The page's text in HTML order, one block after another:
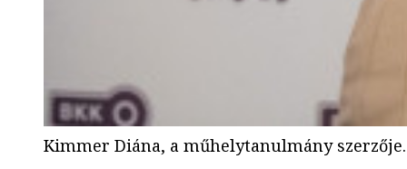
Kimmer Diána, a műhelytanulmány szerzője.